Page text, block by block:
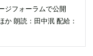
ジフォーラムで公開
か 朗読：田中泯 配給：